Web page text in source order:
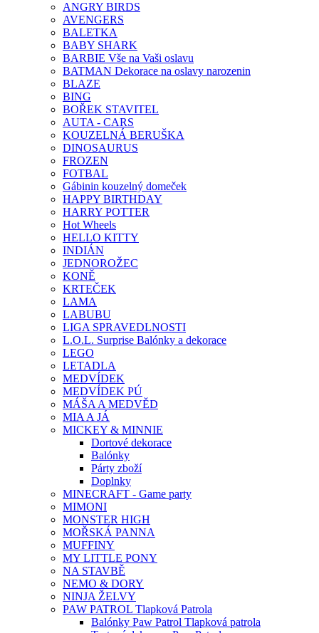
ANGRY BIRDS
AVENGERS
BALETKA
BABY SHARK
BARBIE Vše na Vaši oslavu
BATMAN Dekorace na oslavy narozenin
BLAZE
BING
BOŘEK STAVITEL
AUTA - CARS
KOUZELNÁ BERUŠKA
DINOSAURUS
FROZEN
FOTBAL
Gábinin kouzelný domeček
HAPPY BIRTHDAY
HARRY POTTER
Hot Wheels
HELLO KITTY
INDIÁN
JEDNOROŽEC
KONĚ
KRTEČEK
LAMA
LABUBU
LIGA SPRAVEDLNOSTI
L.O.L. Surprise Balónky a dekorace
LEGO
LETADLA
MEDVÍDEK
MEDVÍDEK PÚ
MÁŠA A MEDVĚD
MIA A JÁ
MICKEY & MINNIE
Dortové dekorace
Balónky
Párty zboží
Doplnky
MINECRAFT - Game party
MIMONI
MONSTER HIGH
MOŘSKÁ PANNA
MUFFINY
MY LITTLE PONY
NA STAVBĚ
NEMO & DORY
NINJA ŽELVY
PAW PATROL Tlapková Patrola
Balónky Paw Patrol Tlapková patrola